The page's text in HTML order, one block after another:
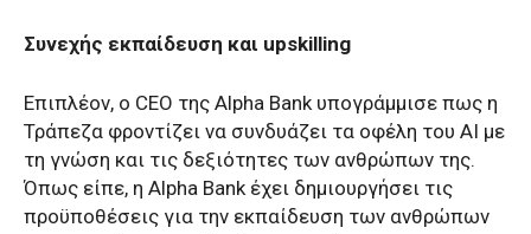
Συνεχής εκπαίδευση και upskilling
Επιπλέον, ο CEO της Alpha Bank υπογράμμισε πως η
Τράπεζα φροντίζει να συνδυάζει τα οφέλη του ΑΙ με
τη γνώση και τις δεξιότητες των ανθρώπων της.
Όπως είπε, η Alpha Bank έχει δημιουργήσει τις
προϋποθέσεις για την εκπαίδευση των ανθρώπων